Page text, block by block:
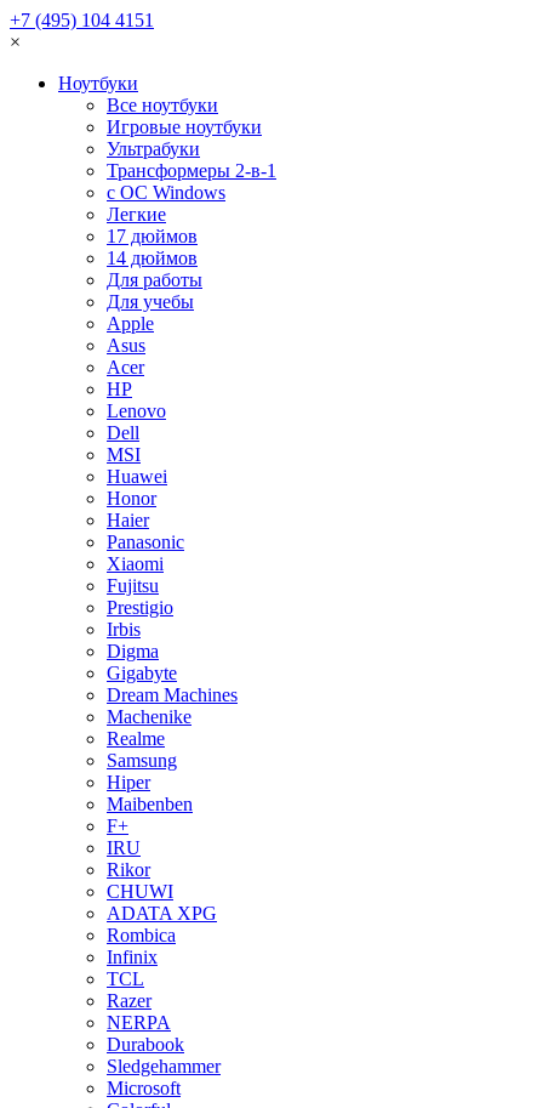
+7 (495) 104 4151
×
Ноутбуки
Все ноутбуки
Игровые ноутбуки
Ультрабуки
Трансформеры 2-в-1
с ОС Windows
Легкие
17 дюймов
14 дюймов
Для работы
Для учебы
Apple
Asus
Acer
HP
Lenovo
Dell
MSI
Huawei
Honor
Haier
Panasonic
Xiaomi
Fujitsu
Prestigio
Irbis
Digma
Gigabyte
Dream Machines
Machenike
Realme
Samsung
Hiper
Maibenben
F+
IRU
Rikor
CHUWI
ADATA XPG
Rombica
Infinix
TCL
Razer
NERPA
Durabook
Sledgehammer
Microsoft